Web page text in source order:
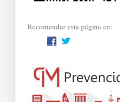
Recomendar esta página en: